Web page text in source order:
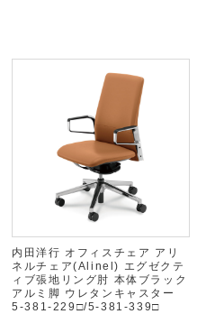
内田洋行 オフィスチェア アリ
ネルチェア(Alinel) エグゼクテ
ィブ張地リング肘 本体ブラック
アルミ脚 ウレタンキャスター
5-381-229□/5-381-339□